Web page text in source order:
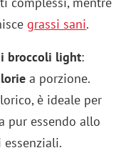
grassi sani.
broccoli light:
a porzione.
è ideale per
pur essendo allo